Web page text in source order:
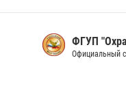
ФГУП
Официальный